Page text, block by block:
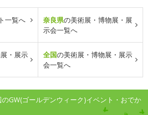
一覧へ 奈良県の美術展・博物展・展
示会一覧へ
・展示
全国の美術展・博物展・展示
会一覧へ
GW(ゴールデンウィーク)イベント・おでか